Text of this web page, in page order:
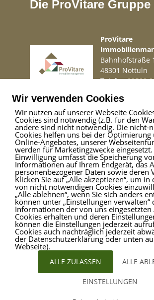
Die ProVitare Gruppe
ProVitare
Bahnhofstraße 1
48301 Nottuln
Telefon02509
Impressum|Haftungsausschluss|
ProVitare
GmbH
48301 Nottuln
Telefon
Mail
Wir verwenden Cookies
Wir nutzen auf unserer Webseite
Cookies sind notwendig (z.B. für den
andere sind nicht notwendig. Die nicht-
Cookies helfen uns bei der Optimierung
Online-Angebotes, unserer
werden für Marketingzwecke
Einwilligung umfasst die Speicherung
Informationen auf Ihrem Endgerät, das
personenbezogener Daten sowie deren
Klicken Sie auf „Alle akzeptieren“, um in
von nicht notwendigen Cookies
„Alle ablehnen“, wenn Sie sich anders
können unter „Einstellungen verwalten“
Informationen der von uns eingesetzten
Cookies erhalten und deren
können die Einstellungen jederzeit
Cookies auch nachträglich jederzeit
der Datenschutzerklärung oder unten
Webseite).
ALLE ZULASSEN ALLE
EINSTELLUNGEN